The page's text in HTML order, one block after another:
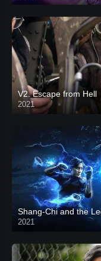
V2. Escape from Hell
2021
2021
CAM